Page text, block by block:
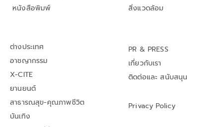
หนังสือพิมพ์
สิ่งแวดล้อม
ต่างประเทศ
อาชญากรรม
X-CITE
ยานยนต์
สาธารณสุข-คุณภาพชีวิต
บันเทิง
PR & PRESS
เกี่ยวกับเรา
ติดต่อและ สนับสนุน
Privacy Policy